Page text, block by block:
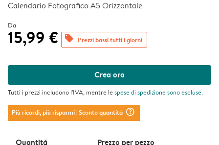
Calendario Fotografico A5 Orizzontale
Da
15,99 € offers Prezzi bassi tutti i giorni
Crea ora
Tutti i prezzi includono l'IVA, mentre lespese di spedizionesono escluse.
Più ricordi, più risparmi| Sconto quantità question_mark_circle
Quantità Prezzo per pezzo